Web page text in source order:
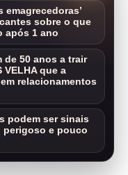
emagrecedoras’
sobre o que
após 1 ano
de 50 anos a trair
VELHA que a
relacionamentos
podem ser sinais
perigoso e pouco